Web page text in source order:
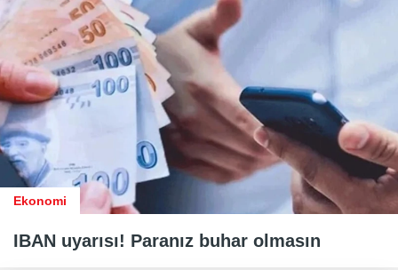
Ekonomi
IBAN uyarısı! Paranız buhar olmasın